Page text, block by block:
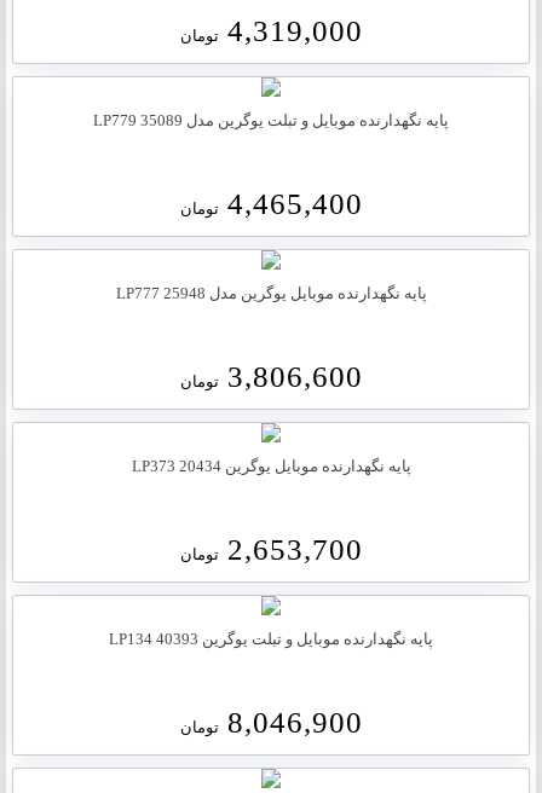
4,319,000 تومان
پایه نگهدارنده موبایل و تبلت یوگرین مدل LP779 35089
4,465,400 تومان
پایه نگهدارنده موبایل یوگرین مدل LP777 25948
3,806,600 تومان
پایه نگهدارنده موبایل یوگرین 20434 LP373
2,653,700 تومان
پایه نگهدارنده موبایل و تبلت یوگرین 40393 LP134
8,046,900 تومان